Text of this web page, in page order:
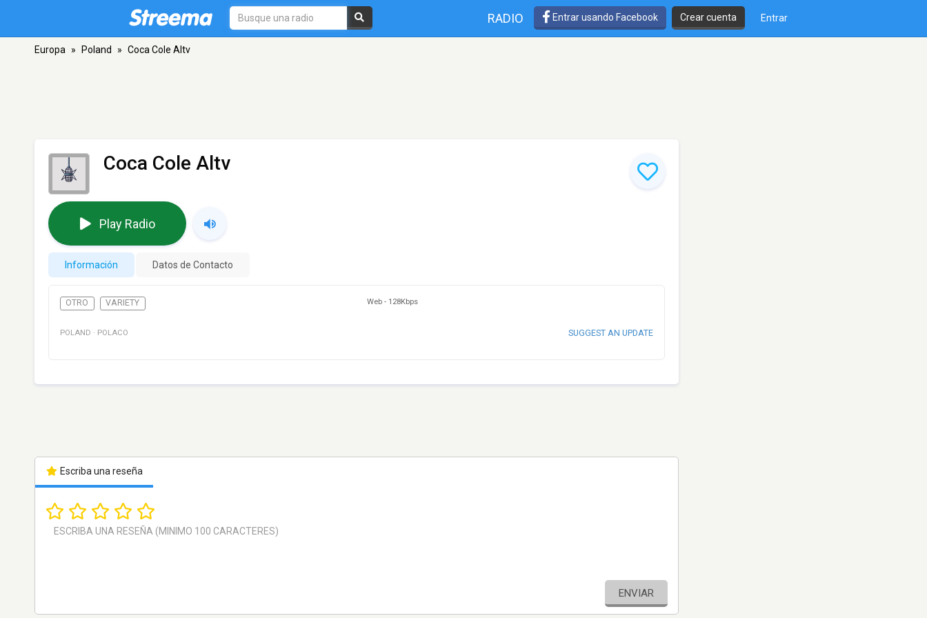
RADIO Entrar usando Facebook Crear cuenta Entrar
Europa » Poland » Coca Cole Altv
Coca Cole Altv
Play Radio
Información Datos de Contacto
OTRO VARIETY Web - 128Kbps
POLAND · POLACO SUGGEST AN UPDATE
Escriba una reseña
ENVIAR